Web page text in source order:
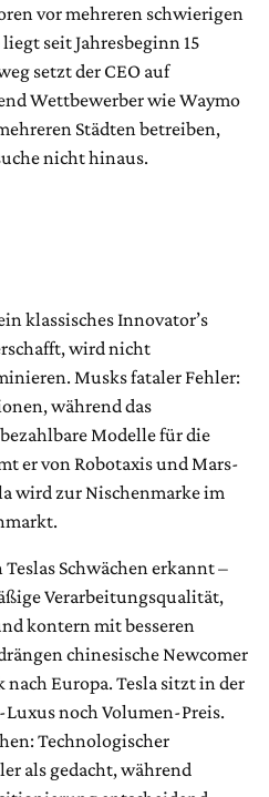
vor mehreren schwierigen
seit Jahresbeginn 15
setzt der CEO auf
Wettbewerber wie Waymo
Städten betreiben,
nicht hinaus.
klassisches Innovator’s
wird nicht
Musks fataler Fehler:
während das
Modelle für die
er von Robotaxis und Mars-
wird zur Nischenmarke im
Schwächen erkannt –
Verarbeitungsqualität,
kontern mit besseren
chinesische Newcomer
Europa. Tesla sitzt in der
noch Volumen-Preis.
Technologischer
als gedacht, während